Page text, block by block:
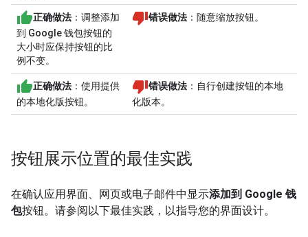
正确做法 ：调整添加
到 Google 钱包按钮的
大小时应保持按钮的比
例不变。
错误做法 ：随意缩放按钮。
正确做法 ：使用提供
的本地化版按钮。
错误做法 ：自行创建按钮的本地
化版本。
按钮展示位置的最佳实践
在确认应用界面、网页或电子邮件中显示添加到 Google 钱
包按钮。请参阅以下最佳实践，以指导您的界面设计。